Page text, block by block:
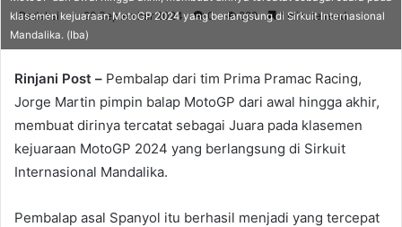
Redaksi 29 September 2024 0 282 1 minute read
klasemen kejuaraan MotoGP 2024 yang berlangsung di Sirkuit Internasional
Mandalika. (Iba)
Rinjani Post – Pembalap dari tim Prima Pramac Racing,
Jorge Martin pimpin balap MotoGP dari awal hingga akhir,
membuat dirinya tercatat sebagai Juara pada klasemen
kejuaraan MotoGP 2024 yang berlangsung di Sirkuit
Internasional Mandalika.
Pembalap asal Spanyol itu berhasil menjadi yang tercepat